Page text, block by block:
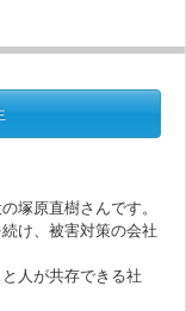
塚原直樹さんです。
け、被害対策の会社
人が共存できる社